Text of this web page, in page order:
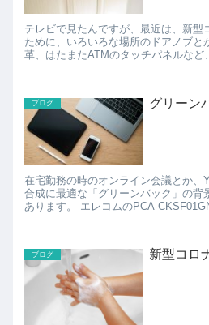
テレビで見たんですが、最近は、新型
ために、いろいろな場所のドアノブと
革、はたまたATMのタッチパネルなど
ブログ グリーン
在宅勤務の時のオンライン会議とか、
合成に最適な「グリーンバック」の背
あります。 エレコムのPCA-CKSF01GNは、収納バッグから広げ
ブログ 新型コロ